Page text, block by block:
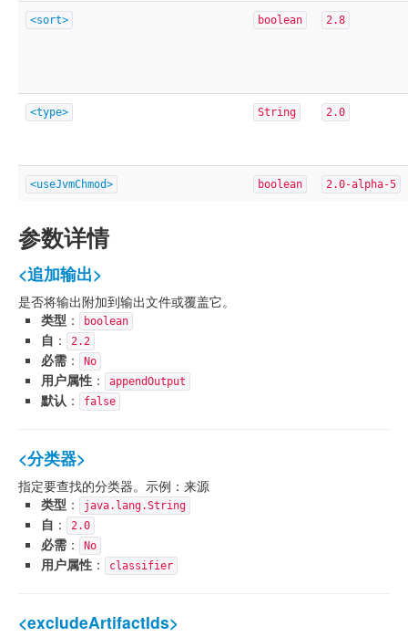
<sort> boolean 2.8
<type> String 2.0
<useJvmChmod> boolean 2.0-alpha-5
参数详情
<追加输出>
是否将输出附加到输出文件或覆盖它。
类型 ： boolean
自 ： 2.2
必需 ： No
用户属性 ： appendOutput
默认 ： false
<分类器>
指定要查找的分类器。示例：来源
类型 ： java.lang.String
自 ： 2.0
必需 ： No
用户属性 ： classifier
<excludeArtifactIds>